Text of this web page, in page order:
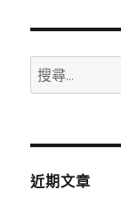
搜
尋
鍵
近期文章